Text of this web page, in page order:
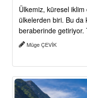
Ülkemiz, küresel
ülkelerden biri. Bu da
beraberinde getiriyor.
Müge ÇEVİK